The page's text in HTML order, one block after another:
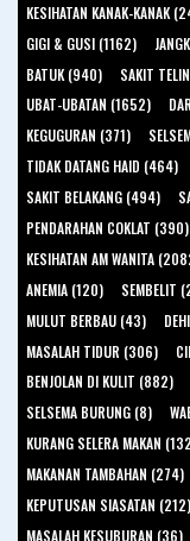
KESIHATAN KANAK-KANAK
GIGI & GUSI (1162)
BATUK (940)
SAKIT
UBAT-UBATAN (1652)
KEGUGURAN (371)
TIDAK DATANG HAID (464)
SAKIT BELAKANG (494)
PENDARAHAN COKLAT (390)
KESIHATAN AM WANITA
ANEMIA (120)
SEMBELIT
MULUT BERBAU (43)
MASALAH TIDUR (306)
BENJOLAN DI KULIT (882)
SELSEMA BURUNG (8)
KURANG SELERA MAKAN
MAKANAN TAMBAHAN (274)
KEPUTUSAN SIASATAN (212)
MASALAH KESUBURAN (36)